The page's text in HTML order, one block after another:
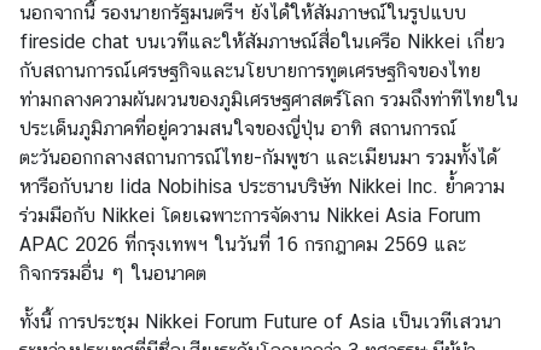
ล
ะ
อื่
น
ๆ
ก
า
ร
ง
นอกจากนี้ รองนายกรัฐมนตรีฯ ยังได้ให้สัมภาษณ์ในรูปแบบ
fireside chat บนเวทีและให้สัมภาษณ์สื่อในเครือ Nikkei เกี่ยว
กับสถานการณ์เศรษฐกิจและนโยบายการทูตเศรษฐกิจของไทย
ท่ามกลางความผันผวนของภูมิเศรษฐศาสตร์โลก รวมถึงท่าทีไทยใน
ประเด็นภูมิภาคที่อยู่ความสนใจของญี่ปุ่น อาทิ สถานการณ์
ตะวันออกกลางสถานการณ์ไทย-กัมพูชา และเมียนมา รวมทั้งได้
หารือกับนาย Iida Nobihisa ประธานบริษัท Nikkei Inc. ย้ำความ
ร่วมมือกับ Nikkei โดยเฉพาะการจัดงาน Nikkei Asia Forum
APAC 2026 ที่กรุงเทพฯ ในวันที่ 16 กรกฎาคม 2569 และ
กิจกรรมอื่น ๆ ในอนาคต
ทั้งนี้ การประชุม Nikkei Forum Future of Asia เป็นเวทีเสวนา